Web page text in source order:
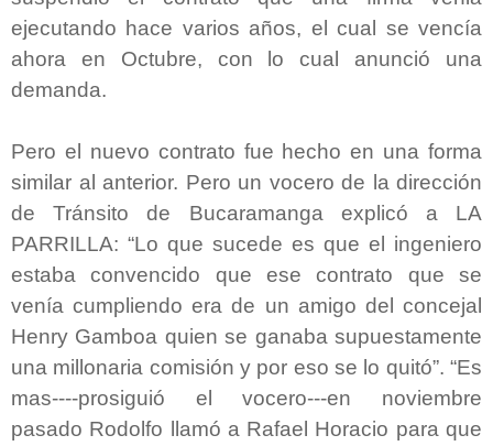
ejecutando hace varios años, el cual se vencía
ahora en Octubre, con lo cual anunció una
demanda.
Pero el nuevo contrato fue hecho en una forma
similar al anterior. Pero un vocero de la dirección
de Tránsito de Bucaramanga explicó a LA
PARRILLA: “Lo que sucede es que el ingeniero
estaba convencido que ese contrato que se
venía cumpliendo era de un amigo del concejal
Henry Gamboa quien se ganaba supuestamente
una millonaria comisión y por eso se lo quitó”. “Es
mas----prosiguió el vocero---en noviembre
pasado Rodolfo llamó a Rafael Horacio para que